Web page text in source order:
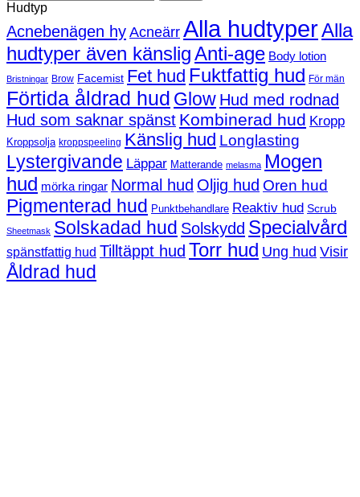
Hudtyp
Acnebenägen hy Acneärr Alla hudtyperAlla
hudtyper även känsligAnti-age Body lotion
Bristningar Brow Facemist Fet hud Fuktfattig hud För män
Förtida åldrad hud Glow Hud med rodnad
Hud som saknar spänst Kombinerad hud Kropp
Kroppsolja kroppspeeling Känslig hud Longlasting
Lystergivande Läppar Matterande melasma Mogen
hud mörka ringar Normal hud Oljig hud Oren hud
Pigmenterad hud Punktbehandlare Reaktiv hud Scrub
Sheetmask Solskadad hud Solskydd Specialvård
spänstfattig hud Tilltäppt hud Torr hud Ung hud Visir
Åldrad hud